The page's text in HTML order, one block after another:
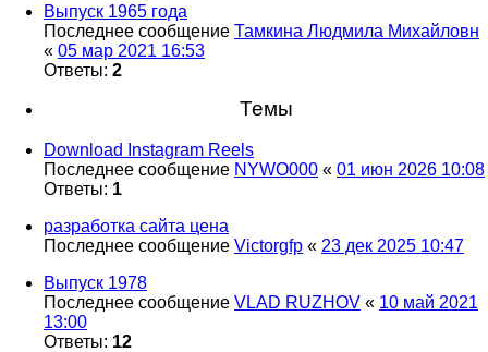
Выпуск 1965 года
Последнее сообщение Тамкина Людмила Михайловн
« 05 мар 2021 16:53
Ответы: 2
Темы
Download Instagram Reels
Последнее сообщение NYWO000 « 01 июн 2026 10:08
Ответы: 1
разработка сайта цена
Последнее сообщение Victorgfp « 23 дек 2025 10:47
Выпуск 1978
Последнее сообщение VLAD RUZHOV « 10 май 2021
13:00
Ответы: 12